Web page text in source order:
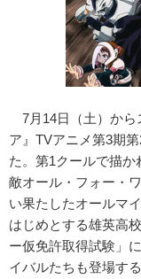
7月14日（土）から
ア』TVアニメ第3期
た。第1クールで描
敵オール・フォー・
い果たしたオールマ
はじめとする雄英高
ー仮免許取得試験」
イバルたちも登場す